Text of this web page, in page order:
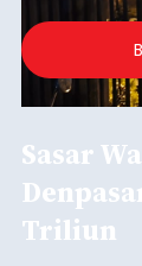
Sasar
Triliun